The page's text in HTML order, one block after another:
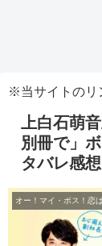
※当サイトのリ
上白石萌
別冊で」
タバレ感
オー！マイ・ボス！恋